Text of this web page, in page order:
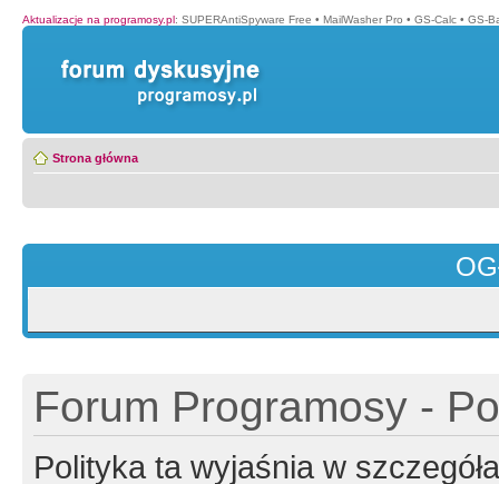
Aktualizacje na programosy.pl: SUPERAntiSpyware Free • MailWasher Pro • GS-Calc • GS-
Strona główna
Forum Programosy -
Polityka ta wyjaśnia w